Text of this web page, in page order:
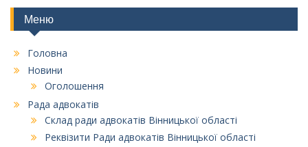
Меню
Головна
Новини
Оголошення
Рада адвокатів
Склад ради адвокатів Вінницької області
Реквізити Ради адвокатів Вінницької області